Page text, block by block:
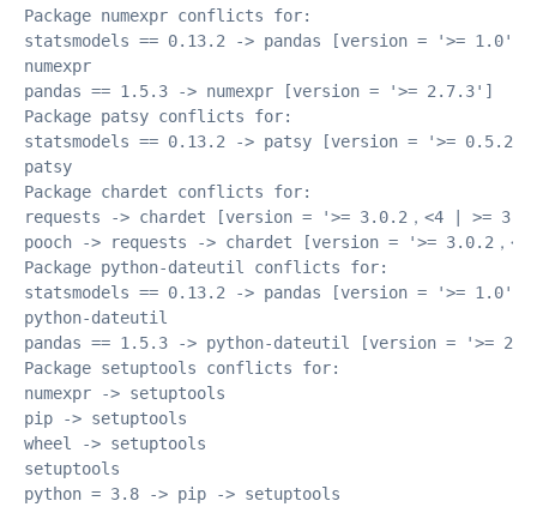
Package numexpr conflicts for:
statsmodels == 0.13.2 -> pandas [version = '>=
numexpr
pandas == 1.5.3 -> numexpr [version = '>= 2.7.3']
Package patsy conflicts for:
statsmodels == 0.13.2 -> patsy [version = '>= 0.5.2']
patsy
Package chardet conflicts for:
requests -> chardet [version = '>= 3.0.2，<4 | >=
pooch -> requests -> chardet [version = '>= 3.0.2，
Package python-dateutil conflicts for:
statsmodels == 0.13.2 -> pandas [version = '>=
python-dateutil
pandas == 1.5.3 -> python-dateutil [version = '>=
Package setuptools conflicts for:
numexpr -> setuptools
pip -> setuptools
wheel -> setuptools
setuptools
python = 3.8 -> pip -> setuptools